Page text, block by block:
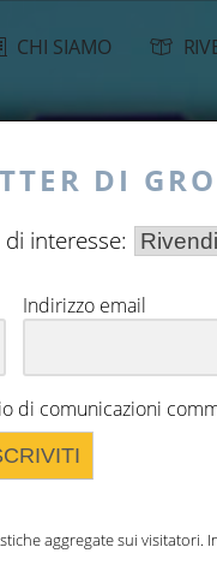
CHI SIAMO
DI
interesse:
Indirizzo email
di comunicazioni
aggregate sui visitatori.